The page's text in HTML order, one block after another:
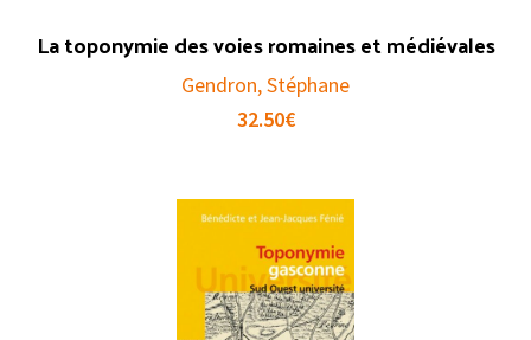
La toponymie des voies romaines et médiévales
Gendron, Stéphane
32.50€